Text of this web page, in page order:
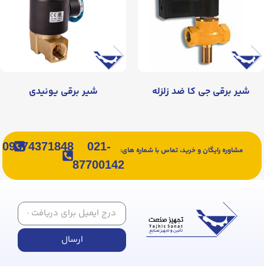
شیر برقی جی کا ضد زلزله شیر برقی یونیدی
مشاوره رایگان و خرید، تماس با شماره های:
021-
87700142
09374371848
ارسال